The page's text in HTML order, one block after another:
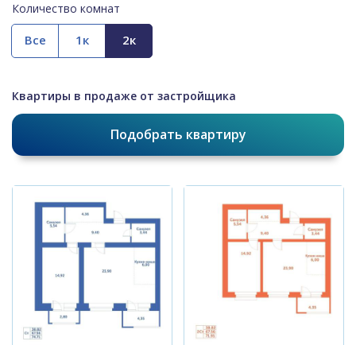
Количество комнат
Все
Квартиры в продаже от застройщика
Подобрать квартиру